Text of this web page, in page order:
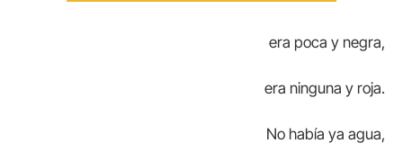
era poca y negra,
era ninguna y roja.
No había ya agua,